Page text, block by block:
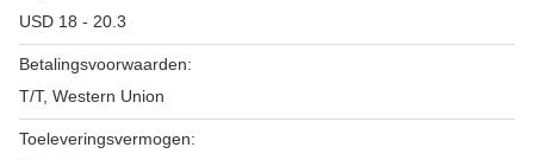
USD 18 - 20.3
Betalingsvoorwaarden:
T/T, Western Union
Toeleveringsvermogen: